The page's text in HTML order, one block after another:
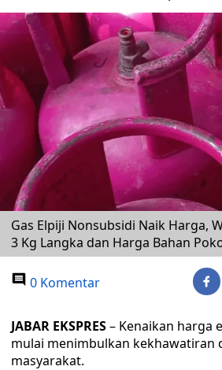
Gas Elpiji Nonsubsidi Naik Harga,
3 Kg Langka dan Harga Bahan
0 Komentar
JABAR EKSPRES– Kenaikan harga
mulai menimbulkan kekhawatiran
masyarakat.